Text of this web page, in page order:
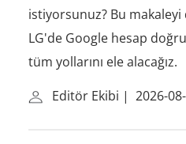
istiyorsunuz? Bu
LG'de Google hesap
tüm yollarını ele alacağız.
Editör Ekibi | 2026-